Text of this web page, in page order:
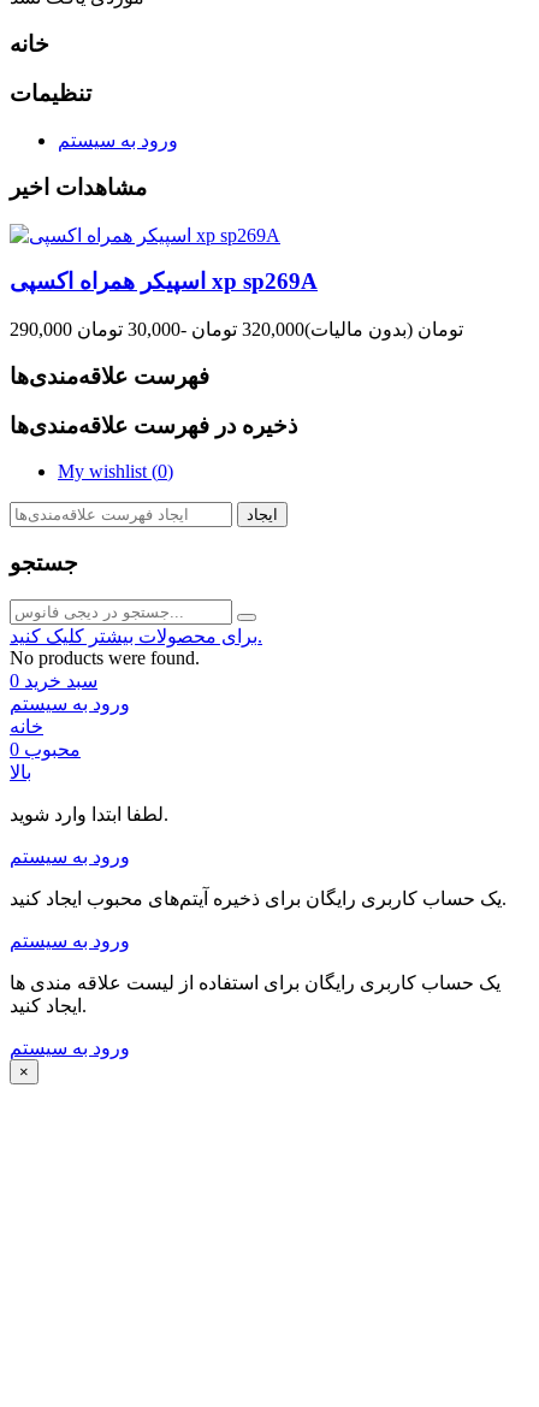
خانه
تنظیمات
ورود به سیستم
مشاهدات اخیر
اسپیکر همراه اکسپی xp sp269A
290,000 تومان (بدون مالیات)320,000 تومان -30,000 تومان
فهرست علاقه‌مندی‌ها
ذخیره در فهرست علاقه‌مندی‌ها
My wishlist (0)
ایجاد
جستجو
برای محصولات بیشتر کلیک کنید.
No products were found.
سبد خرید 0
ورود به سیستم
خانه
محبوب 0
بالا
لطفا ابتدا وارد شوید.
ورود به سیستم
یک حساب کاربری رایگان برای ذخیره آیتم‌های محبوب ایجاد کنید.
ورود به سیستم
یک حساب کاربری رایگان برای استفاده از لیست علاقه مندی ها
ایجاد کنید.
ورود به سیستم
×